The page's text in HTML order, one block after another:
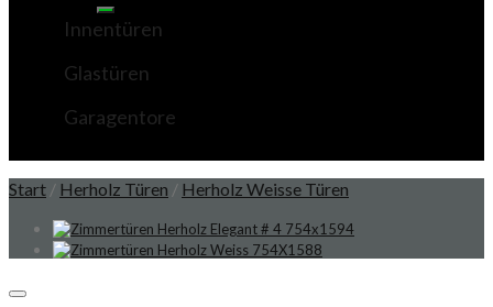
Innentüren
Glastüren
Garagentore
Start / Herholz Türen / Herholz Weisse Türen